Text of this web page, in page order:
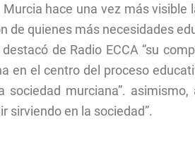
hace una vez más
de quienes más necesidades
de Radio ECCA “su
en el centro del proceso
sociedad murciana”.
sirviendo en la sociedad”.